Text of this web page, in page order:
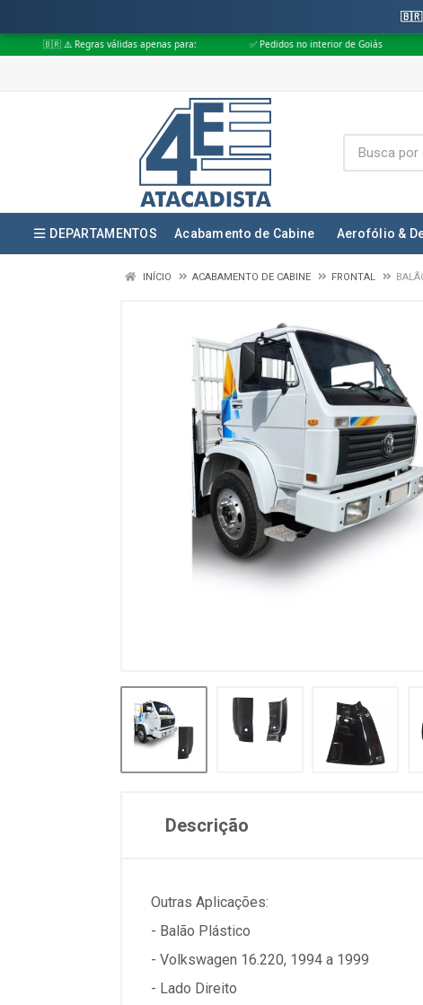
🇧🇷
válidas apenas para: ✅ Pedidos no interior de Goiás ✅ Pedidos
DEPARTAMENTOS Acabamento de Cabine Aerofólio &
INÍCIO ACABAMENTO DE CABINE FRONTAL
Descrição
Outras Aplicações:
- Balão Plástico
- Volkswagen 16.220, 1994 a 1999
- Lado Direito